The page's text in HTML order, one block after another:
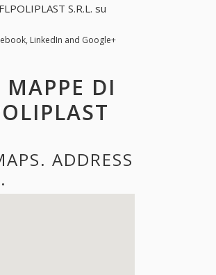
S.R.L. su
LinkedIn and Google+
DI
ADDRESS